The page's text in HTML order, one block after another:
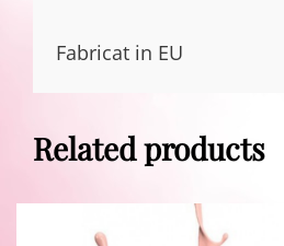
Fabricat in EU
Related products